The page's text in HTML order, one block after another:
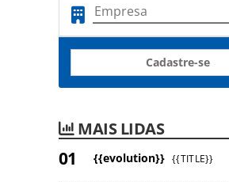
Cadastre-se
MAIS LIDAS
{{evolution}} {{TITLE}}